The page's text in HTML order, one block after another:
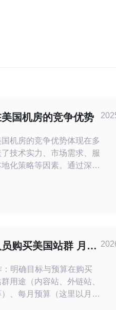
国机房的竞争优势
机房的竞争优势体现在多
技术实力、市场需求、服
化策略等因素。通过深入
数据及人工智能等领域的研
入巨大。比如，阿里云在数
购买美国站群 月付
：明确目标与预算在购买
用途（内容站、外链站、
、每月预算（这里以月付